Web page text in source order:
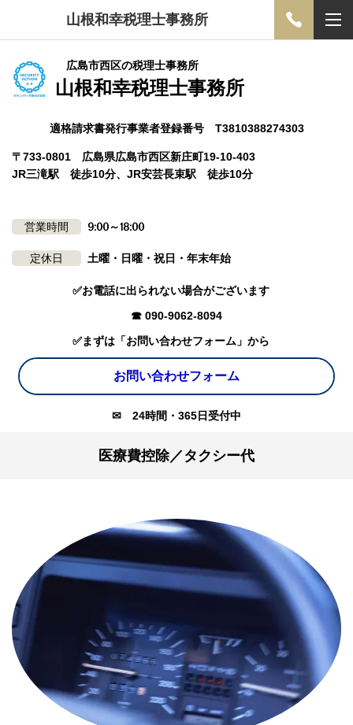
山根和幸税理士事務所
広島市西区の税理士事務所
山根和幸税理士事務所
適格請求書発行事業者登録番号 T3810388274303
〒733-0801 広島県広島市西区新庄町19-10-403
JR三滝駅 徒歩10分、JR安芸長束駅 徒歩10分
営業時間 9:00～18:00
定休日 土曜・日曜・祝日・年末年始
✅お電話に出られない場合がございます
☎ 090-9062-8094
✅まずは「お問い合わせフォーム」から
お問い合わせフォーム
✉ 24時間・365日受付中
医療費控除／タクシー代